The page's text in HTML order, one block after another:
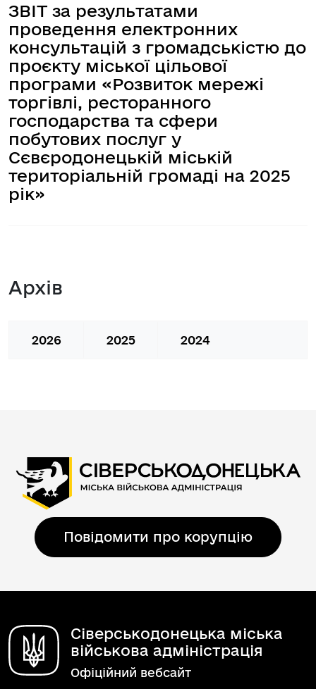
ЗВІТ за результатами
проведення електронних
консультацій з громадськістю до
проєкту міської цільової
програми «Розвиток мережі
торгівлі, ресторанного
господарства та сфери
побутових послуг у
Сєвєродонецькій міській
територіальній громаді на 2025
рік»
Архів
2026 2025 2024
Повідомити про корупцію
Сіверськодонецька міська
військова адміністрація
Офіційний вебсайт